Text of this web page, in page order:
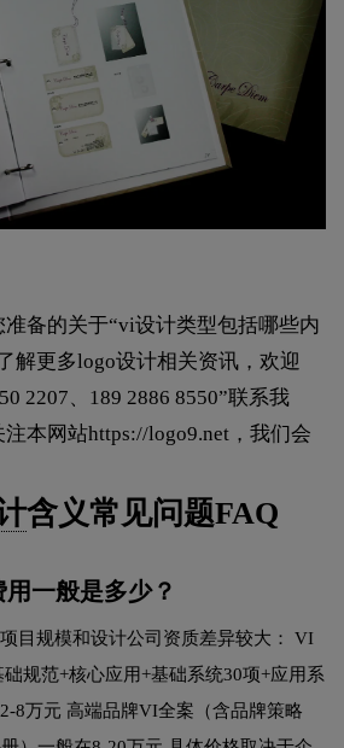
备的关于“vi设计类型包括哪些内
解更多logo设计相关资讯，欢迎
2207、189 2886 8550”联系我
注本网站https://logo9.net ，我们会
含义常见问题FAQ
一般是多少？
目规模和设计公司资质差异较大： VI
规范+核心应用+基础系统30项+应用系
8万元 高端品牌VI全案（含品牌策略